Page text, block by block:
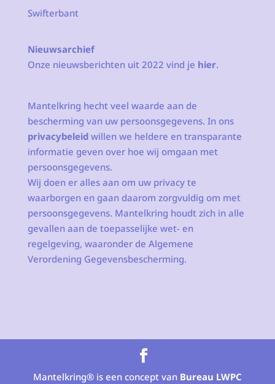
Swifterbant
Nieuwsarchief
Onze nieuwsberichten uit 2022 vind je hier.
Mantelkring hecht veel waarde aan de
bescherming van uw persoonsgegevens. In ons
privacybeleidwillen we heldere en transparante
informatie geven over hoe wij omgaan met
persoonsgegevens.
Wij doen er alles aan om uw privacy te
waarborgen en gaan daarom zorgvuldig om met
persoonsgegevens. Mantelkring houdt zich in alle
gevallen aan de toepasselijke wet- en
regelgeving, waaronder de Algemene
Verordening Gegevensbescherming.
Mantelkring® is een concept van Bureau LWPC